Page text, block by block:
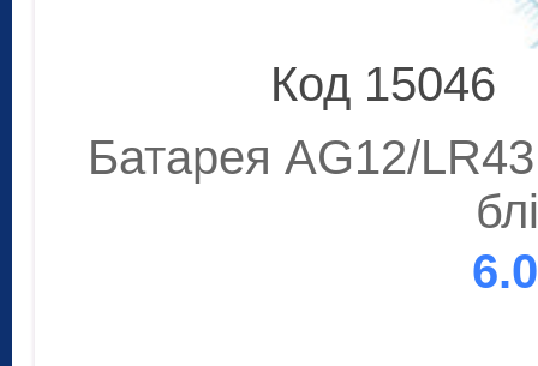
Код 15046
Батарея AG12/